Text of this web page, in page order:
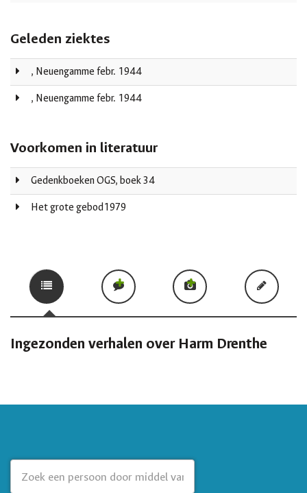
Geleden ziektes
, Neuengamme febr. 1944
, Neuengamme febr. 1944
Voorkomen in literatuur
Gedenkboeken OGS, boek 34
Het grote gebod1979
Ingezonden verhalen over Harm Drenthe